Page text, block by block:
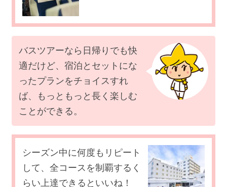
バスツアーなら日帰りでも快
適だけど、宿泊とセットにな
ったプランをチョイスすれ
ば、もっともっと長く楽しむ
ことができる。
シーズン中に何度もリピート
して、全コースを制覇するく
らい上達できるといいね！